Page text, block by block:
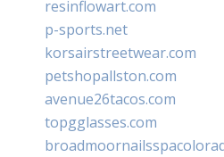
resinflowart.com
p-sports.net
korsairstreetwear.com
petshopallston.com
avenue26tacos.com
topgglasses.com